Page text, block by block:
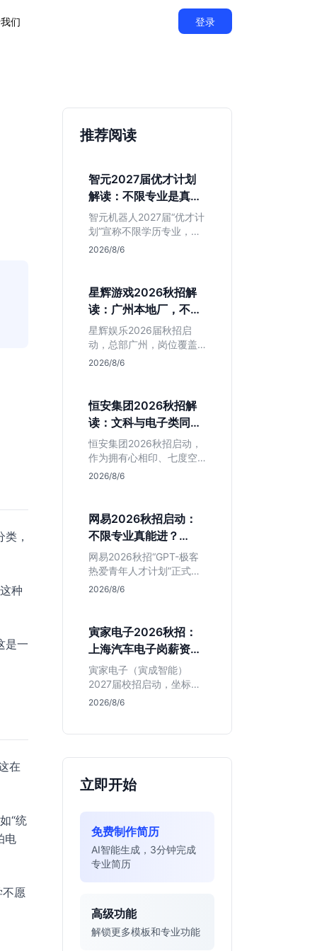
们 登录
，
种
是一
在
“统
电
不愿
推荐阅读
智元2027届优才计划
解读：不限专业是真的
吗？
智元机器人2027届“优才计
划”宣称不限学历专业，实
则聚焦具身智能顶尖人
真等核心方向，帮你判断
是否值得投递及如何准备
硬核项目。
2026/8/6
星辉游戏2026秋招解
读：广州本地厂，不限
专业但薪资面议
星辉娱乐2026届秋招启
动，总部广州，岗位覆盖
技术、美术、策划。PHP
想接触项目全流程的应届
生，追求大厂光环者慎
投。
2026/8/6
恒安集团2026秋招解
读：文科与电子类同学
的稳妥选择？
恒安集团2026秋招启动，
作为拥有心相印、七度空
间等国民品牌的快消巨
生项目，明确文商科主攻
品牌营销、理工科侧重技
术支持的岗位逻辑，客观
分析传统制造业薪资平稳
但平台扎实的特点，助应
届生快速判断投递价值。
2026/8/6
网易2026秋招启动：
不限专业真能进？
GPT-极客计划解读
网易2026秋招“GPT-极客
热爱青年人才计划”正式开
启，主打不限专业与学
划、算法），分析非科班
同学的投递机会与真实门
槛，帮你判断是否值得
投。
2026/8/6
寅家电子2026秋招：
上海汽车电子岗薪资与
岗位全解析
寅家电子（寅成智能）
2027届校招启动，坐标上
海。本文解析百人规模汽
成长路径，助你判断是否
2026/8/6
立即开始
免费制作简历
AI智能生成，3分钟完成
专业简历
高级功能
解锁更多模板和专业功能